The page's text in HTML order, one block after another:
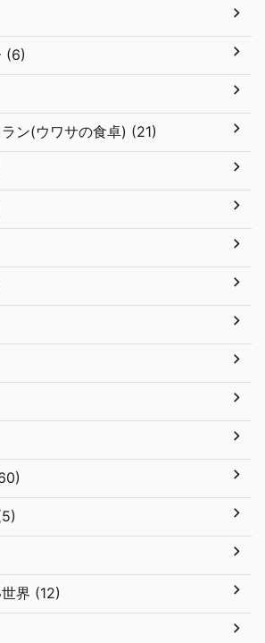
(6)
ン(ウワサの食卓) (21)
界 (12)